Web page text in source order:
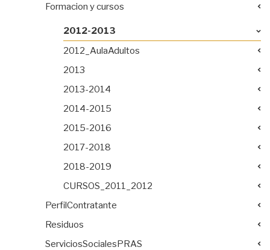
Formacion y cursos
2012-2013
2012_AulaAdultos
2013
2013-2014
2014-2015
2015-2016
2017-2018
2018-2019
CURSOS_2011_2012
PerfilContratante
Residuos
ServiciosSocialesPRAS